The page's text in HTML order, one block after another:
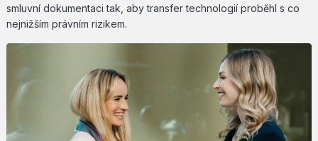
smluvní dokumentaci tak, aby transfer technologií proběhl s co
nejnižším právním rizikem.